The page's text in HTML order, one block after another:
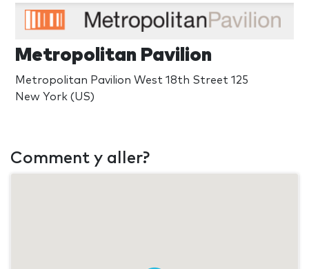
Metropolitan Pavilion
Metropolitan Pavilion West 18th Street 125
New York (US)
Comment y aller?